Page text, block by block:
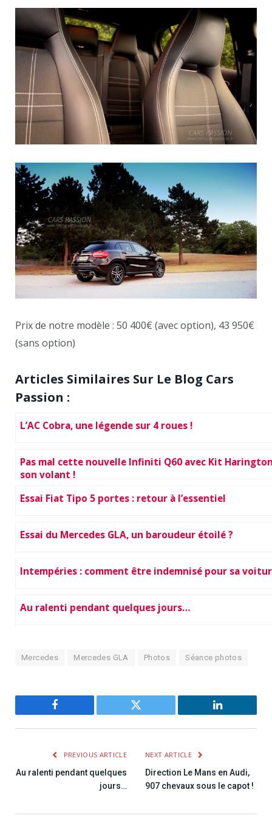
Prix de notre modèle : 50 400€ (avec option), 43 950€
(sans option)
Articles Similaires Sur Le Blog Cars
Passion :
L’AC Cobra, une légende sur 4 roues !
Pas mal cette nouvelle Infiniti Q60 avec Kit
son volant !
Essai Fiat Tipo 5 portes : retour à l’essentiel
Essai du Mercedes GLA, un baroudeur étoilé ?
Intempéries : comment être indemnisé pour sa
Au ralenti pendant quelques jours…
Mercedes Mercedes GLA Photos Séance photos
Facebook Twitter LinkedIn
PREVIOUS ARTICLE
Au ralenti pendant quelques
jours…
NEXT ARTICLE
Direction Le Mans en Audi,
907 chevaux sous le capot !